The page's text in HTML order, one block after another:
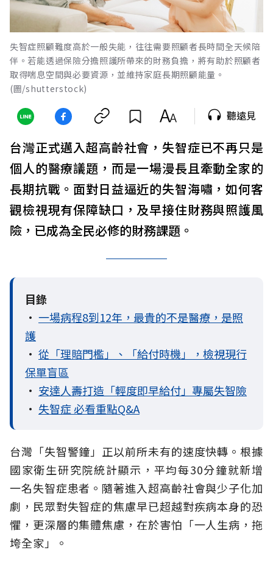
失智症照顧難度高於一般失能，往往需要照顧者長時間全天候陪
伴。若能透過保險分擔照護所帶來的財務負擔，將有助於照顧者
取得喘息空間與必要資源，並維持家庭長期照顧能量。
(圖/shutterstock)
聽遠見
台灣正式邁入超高齡社會，失智症已不再只是
個人的醫療議題，而是一場漫長且牽動全家的
長期抗戰。面對日益逼近的失智海嘯，如何客
觀檢視現有保障缺口，及早接住財務與照護風
險，已成為全民必修的財務課題。
目錄
• 一場病程8到12年，最貴的不是醫療，是照
護
• 從「理賠門檻」、「給付時機」，檢視現行
保單盲區
• 安達人壽打造「輕度即早給付」專屬失智險
• 失智症 必看重點Q&A
台灣「失智警鐘」正以前所未有的速度快轉。根據
國家衛生研究院統計顯示，平均每30分鐘就新增
一名失智症患者。隨著進入超高齡社會與少子化加
劇，民眾對失智症的焦慮早已超越對疾病本身的恐
懼，更深層的集體焦慮，在於害怕「一人生病，拖
垮全家」。